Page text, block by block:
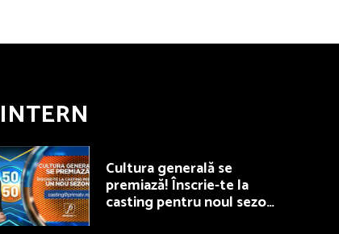
INTERN
Cultura generală se
premiază! Înscrie-te la
casting pentru noul sezon